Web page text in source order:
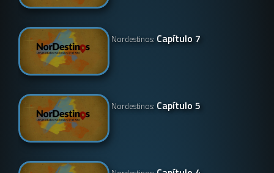
Nordestinos: Capítulo 7
Nordestinos: Capítulo 5